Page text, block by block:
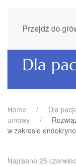
Przejdź do
Dla
Home Dla
umowy
w zakresie
Napisane 25